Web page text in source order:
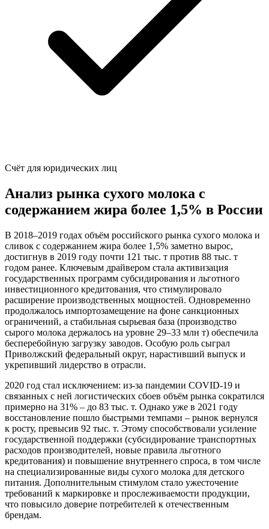
Счёт для юридических лиц
Анализ рынка сухого молока с
содержанием жира более 1,5% в России
В 2018–2019 годах объём российского рынка сухого молока и
сливок с содержанием жира более 1,5% заметно вырос,
достигнув в 2019 году почти 121 тыс. т против 88 тыс. т
годом ранее. Ключевым драйвером стала активизация
государственных программ субсидирования и льготного
инвестиционного кредитования, что стимулировало
расширение производственных мощностей. Одновременно
продолжалось импортозамещение на фоне санкционных
ограничений, а стабильная сырьевая база (производство
сырого молока держалось на уровне 29–33 млн т) обеспечила
бесперебойную загрузку заводов. Особую роль сыграл
Приволжский федеральный округ, нарастивший выпуск и
укрепивший лидерство в отрасли.
2020 год стал исключением: из-за пандемии COVID-19 и
связанных с ней логистических сбоев объём рынка сократился
примерно на 31% – до 83 тыс. т. Однако уже в 2021 году
восстановление пошло быстрыми темпами – рынок вернулся
к росту, превысив 92 тыс. т. Этому способствовали усиление
государственной поддержки (субсидирование транспортных
расходов производителей, новые правила льготного
кредитования) и повышение внутреннего спроса, в том числе
на специализированные виды сухого молока для детского
питания. Дополнительным стимулом стало ужесточение
требований к маркировке и прослеживаемости продукции,
что повысило доверие потребителей к отечественным
брендам.